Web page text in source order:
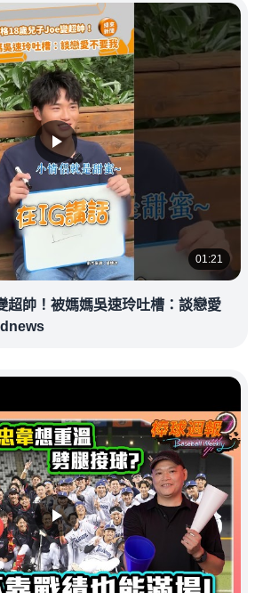
01:21
超帥！被媽媽吳速玲吐槽：談戀愛